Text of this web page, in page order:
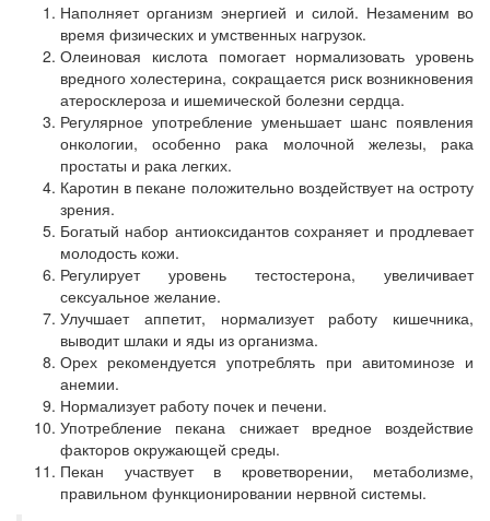
Наполняет организм энергией и силой. Незаменим во
время физических и умственных нагрузок.
Олеиновая кислота помогает нормализовать уровень
вредного холестерина, сокращается риск возникновения
атеросклероза и ишемической болезни сердца.
Регулярное употребление уменьшает шанс появления
онкологии, особенно рака молочной железы, рака
простаты и рака легких.
Каротин в пекане положительно воздействует на остроту
зрения.
Богатый набор антиоксидантов сохраняет и продлевает
молодость кожи.
Регулирует уровень тестостерона, увеличивает
сексуальное желание.
Улучшает аппетит, нормализует работу кишечника,
выводит шлаки и яды из организма.
Орех рекомендуется употреблять при авитоминозе и
анемии.
Нормализует работу почек и печени.
Употребление пекана снижает вредное воздействие
факторов окружающей среды.
Пекан участвует в кроветворении, метаболизме,
правильном функционировании нервной системы.